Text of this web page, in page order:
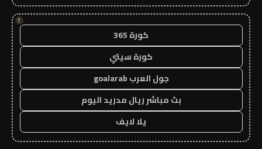
!
كورة 365
كورة سيتي
جول العرب goalarab
بث مباشر ريال مدريد اليوم
يلا لايف